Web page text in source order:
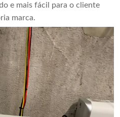
e mais fácil para o cliente
marca.